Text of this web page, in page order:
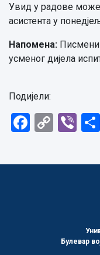
Увид у радове
асистента у
Напомена:
усменог дијела
Подијели:
Copy
Булевар